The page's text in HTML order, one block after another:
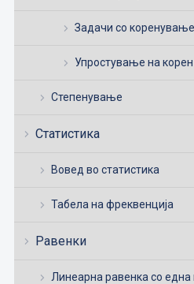
Задачи со коренување
Упростување на корен
Степенување
Статистика
Вовед во статистика
Табела на фреквенција
Равенки
Линеарна равенка со една